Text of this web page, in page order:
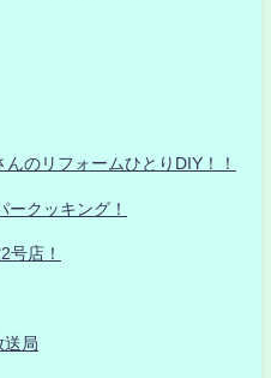
のリフォームひとりDIY！！
ークッキング！
号店！
送局